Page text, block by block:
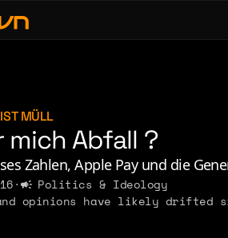
MÜLL
Abfall ?
Zahlen, Apple Pay und die
·
Politics & Ideology
opinions have likely drifted